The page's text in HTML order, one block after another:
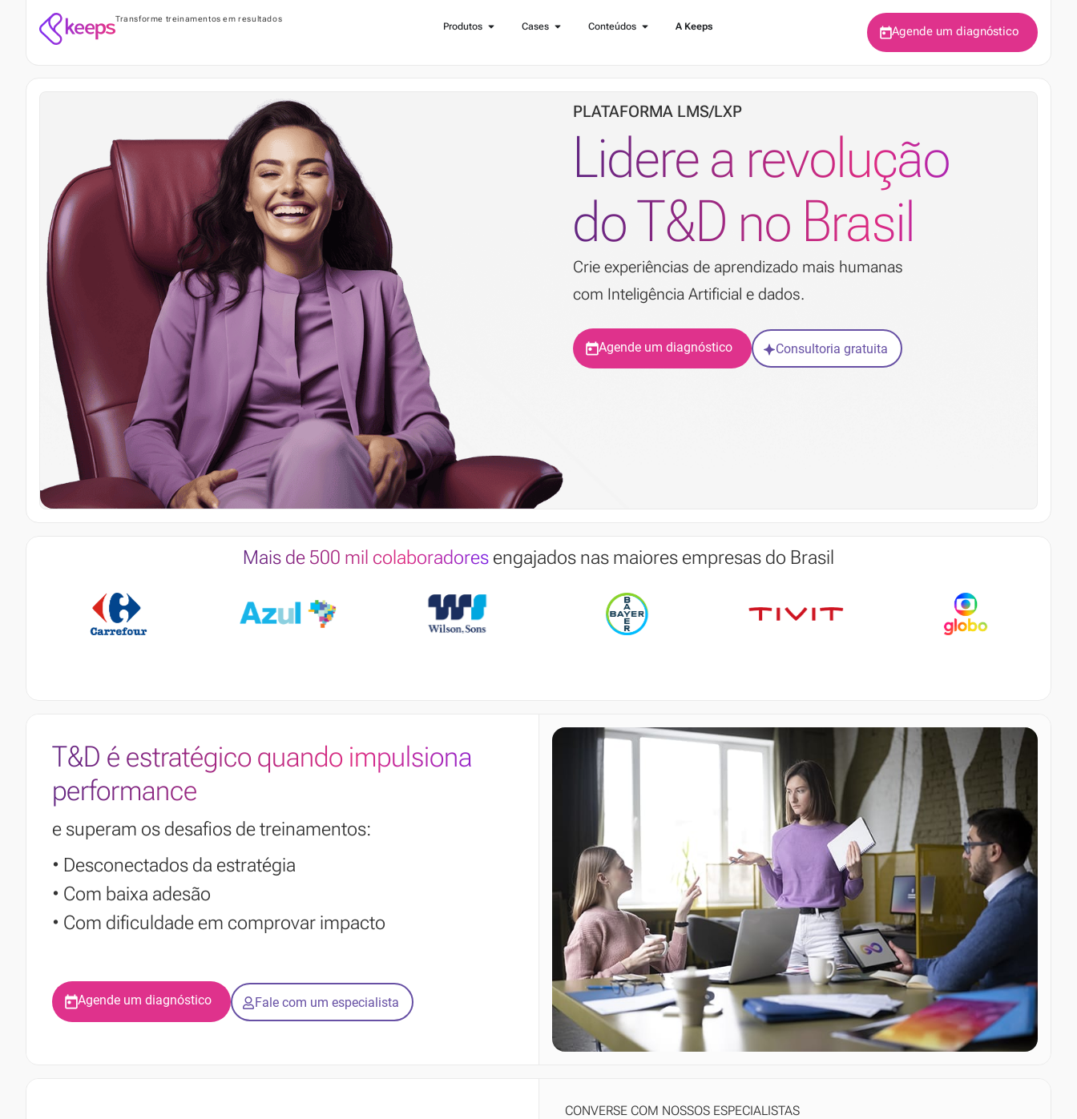
Transforme treinamentos em resultados
Produtos Cases Conteúdos A Keeps Agende um diagnóstico
PLATAFORMA LMS/LXP
Lidere a revolução
do T&D no Brasil
Crie experiências de aprendizado mais humanas
com Inteligência Artificial e dados.
Agende um diagnóstico Consultoria gratuita
Mais de 500 mil colaboradores engajados nas maiores empresas do Brasil
T&D é estratégico quando impulsiona
performance
e superam os desafios de treinamentos:
• Desconectados da estratégia
• Com baixa adesão
• Com dificuldade em comprovar impacto
Agende um diagnóstico Fale com um especialista
CONVERSE COM NOSSOS ESPECIALISTAS